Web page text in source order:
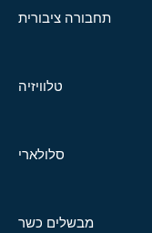
תחבורה ציבורית
טלוויזיה
סלולארי
מבשלים כשר